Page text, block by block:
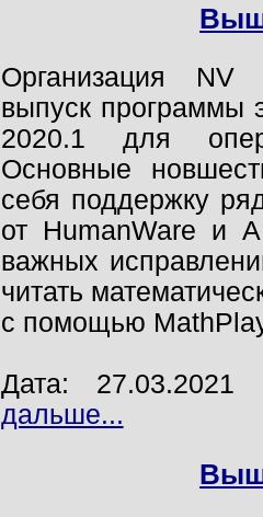
Организация NV
выпуск программы
2020.1 для
Основные
себя поддержку
от HumanWare и
важных
читать
с помощью
Дата:
дальше...